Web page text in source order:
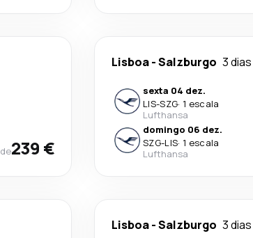
de239 €
Lisboa-Salzburgo 3 dias
sexta 04 dez.
LIS-SZG· 1 escala
Lufthansa
domingo 06 dez.
SZG-LIS· 1 escala
Lufthansa
Lisboa-Salzburgo 3 dias